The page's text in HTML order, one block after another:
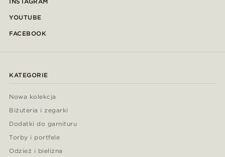
YOUTUBE
FACEBOOK
KATEGORIE
Nowa kolekcja
Biżuteria i zegarki
Dodatki do garnituru
Torby i portfele
Odzież i bielizna